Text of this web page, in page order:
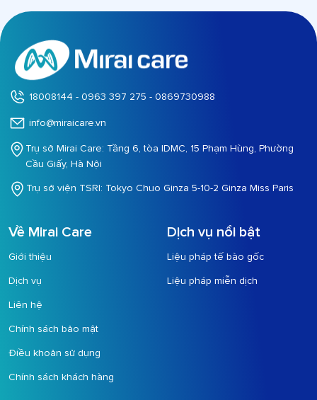
18008144 - 0963 397 275 - 0869730988
info@miraicare.vn
Trụ sở Mirai Care: Tầng 6, tòa IDMC, 15 Phạm Hùng, Phường
Cầu Giấy, Hà Nội
Trụ sở viện TSRI: Tokyo Chuo Ginza 5-10-2 Ginza Miss Paris
Về Mirai Care
Giới thiệu
Dịch vụ
Liên hệ
Chính sách bảo mật
Điều khoản sử dụng
Chính sách khách hàng
Dịch vụ nổi bật
Liệu pháp tế bào gốc
Liệu pháp miễn dịch